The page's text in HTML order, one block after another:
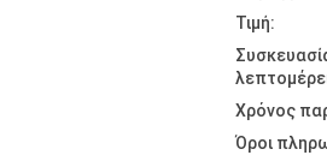
Τιμή:
Χρόνος
Όροι